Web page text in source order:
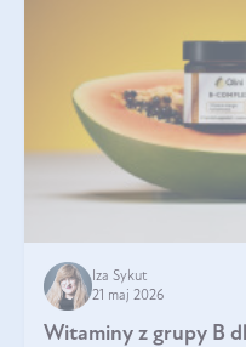
Iza Sykut
21 maj 2026
Witaminy z grupy B